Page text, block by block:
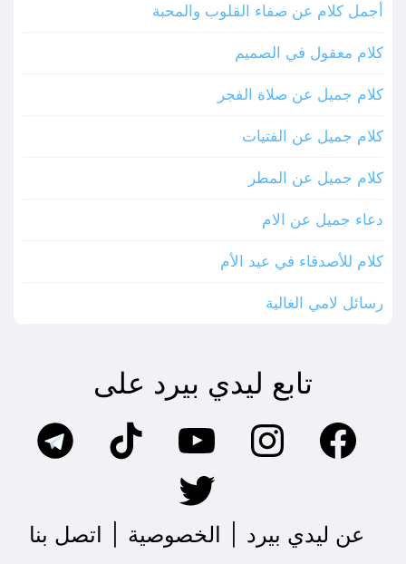
أجمل كلام عن صفاء القلوب والمحبة
كلام معقول في الصميم
كلام جميل عن صلاة الفجر
كلام جميل عن الفتيات
كلام جميل عن المطر
دعاء جميل عن الام
كلام للأصدقاء في عيد الأم
رسائل لامي الغالية
تابع ليدي بيرد على
عن ليدي بيرد الخصوصية اتصل بنا